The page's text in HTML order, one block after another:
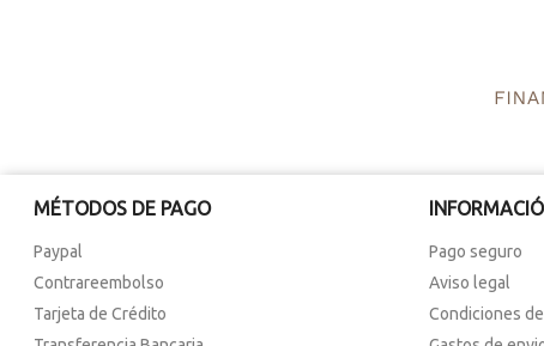
MÉTODOS DE PAGO
Paypal
Contrareembolso
Tarjeta de Crédito
Pago seguro
Aviso legal
Condiciones